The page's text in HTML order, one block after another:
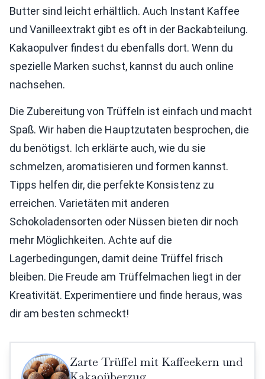
Butter sind leicht erhältlich. Auch Instant Kaffee
und Vanilleextrakt gibt es oft in der Backabteilung.
Kakaopulver findest du ebenfalls dort. Wenn du
spezielle Marken suchst, kannst du auch online
nachsehen.
Die Zubereitung von Trüffeln ist einfach und macht
Spaß. Wir haben die Hauptzutaten besprochen, die
du benötigst. Ich erklärte auch, wie du sie
schmelzen, aromatisieren und formen kannst.
Tipps helfen dir, die perfekte Konsistenz zu
erreichen. Varietäten mit anderen
Schokoladensorten oder Nüssen bieten dir noch
mehr Möglichkeiten. Achte auf die
Lagerbedingungen, damit deine Trüffel frisch
bleiben. Die Freude am Trüffelmachen liegt in der
Kreativität. Experimentiere und finde heraus, was
dir am besten schmeckt!
Zarte Trüffel mit Kaffeekern und